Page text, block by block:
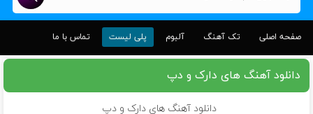
صفحه اصلی تک آهنگ آلبوم پلی لیست تماس با ما
دانلود آهنگ های دارک و دپ
دانلود آهنگ های دارک و دپ